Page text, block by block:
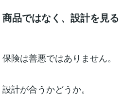
商品ではなく、設計を見る
保険は善悪ではありません。
設計が合うかどうか。